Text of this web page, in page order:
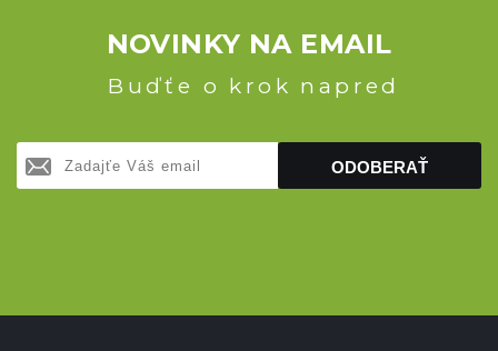
NOVINKY NA EMAIL
Buďťe o krok napred
ODOBERAŤ